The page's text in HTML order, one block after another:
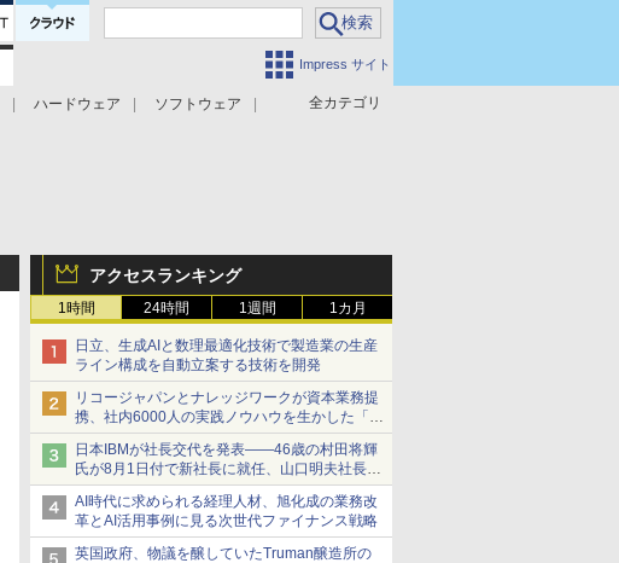
Impress サイト
全カテゴリ
ハードウェア
ソフトウェア
アクセスランキング
1時間 24時間 1週間 1カ月
日立、生成AIと数理最適化技術で製造業の生産
ライン構成を自動立案する技術を開発
リコージャパンとナレッジワークが資本業務提
携、社内6000人の実践ノウハウを生かした「AI
商談記録 for RICOH」を展開へ
日本IBMが社長交代を発表――46歳の村田将輝
氏が8月1日付で新社長に就任、山口明夫社長は
会長へ
AI時代に求められる経理人材、旭化成の業務改
革とAI活用事例に見る次世代ファイナンス戦略
英国政府、物議を醸していたTruman醸造所の